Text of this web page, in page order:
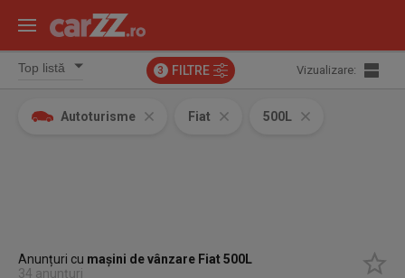
3 FILTRE Vizualizare:
Autoturisme Fiat 500L
Anunțuri cu mașini de vânzare Fiat 500L
34 anunțuri